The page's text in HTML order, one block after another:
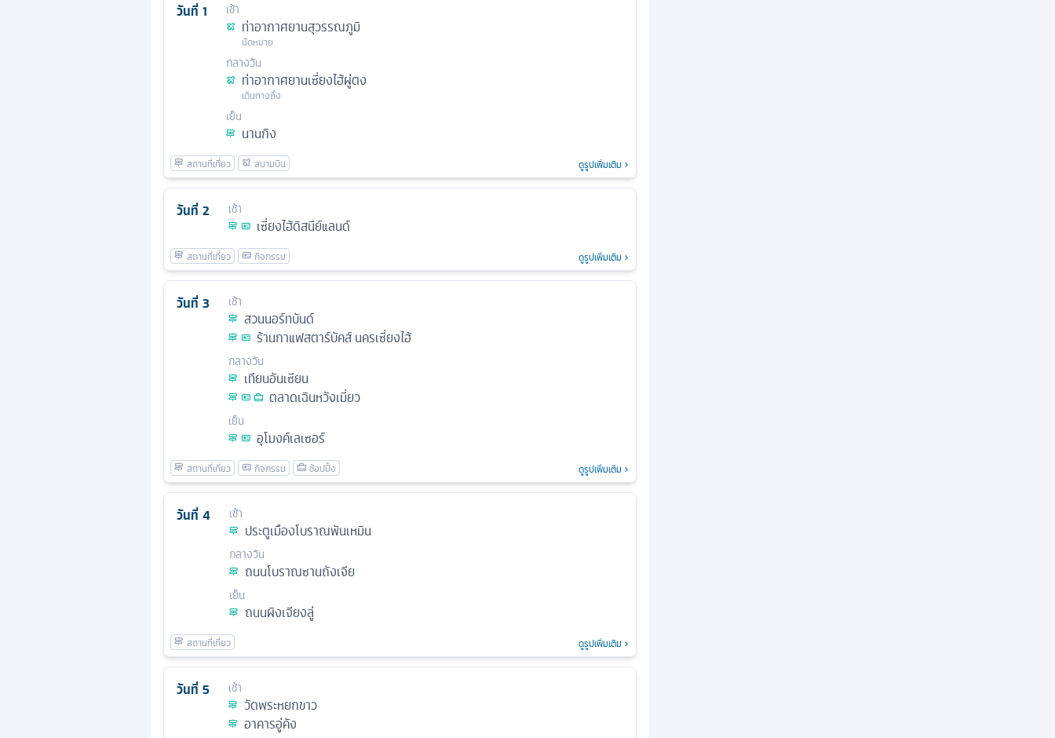
วันที่ 1 เช้า
ท่าอากาศยานสุวรรณภูมิ
นัดหมาย
กลางวัน
ท่าอากาศยานเซี่ยงไฮ้ผู่ตง
เดินทางถึง
เย็น
นานกิง
ดูรูปเพิ่มเติม
วันที่ 2 เช้า
เซี่ยงไฮ้ดิสนีย์แลนด์
ดูรูปเพิ่มเติม
วันที่ 3 เช้า
สวนนอร์ทบันด์
ร้านกาแฟสตาร์บัคส์ นครเซี่ยงไฮ้
กลางวัน
เทียนอันเซียน
ตลาดเฉินหวังเมี่ยว
เย็น
อุโมงค์เลเซอร์
ดูรูปเพิ่มเติม
วันที่ 4 เช้า
ประตูเมืองโบราณพันเหมิน
กลางวัน
ถนนโบราณซานถังเจีย
เย็น
ถนนผิงเจียงลู่
ดูรูปเพิ่มเติม
วันที่ 5 เช้า
วัดพระหยกขาว
อาคารอู่คัง